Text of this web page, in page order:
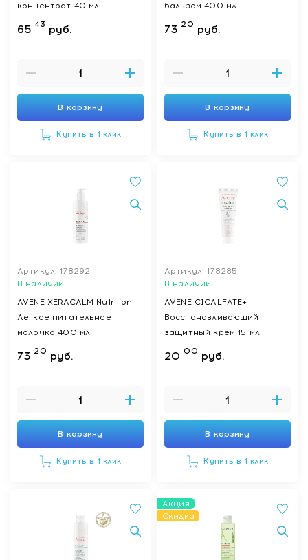
концентрат 40 мл
65 43 руб.
В корзину
Купить в 1 клик
бальзам 400 мл
73 20 руб.
В корзину
Купить в 1 клик
Артикул: 178292
В наличии
AVENE XERACALM Nutrition
Легкое питательное
молочко 400 мл
73 20 руб.
В корзину
Купить в 1 клик
Артикул: 178285
В наличии
AVENE CICALFATE+
Восстанавливающий
защитный крем 15 мл
20 00 руб.
В корзину
Купить в 1 клик
Акция
Скидка